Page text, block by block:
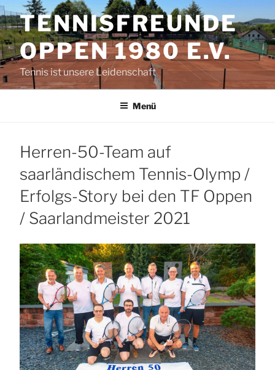
Zum
Inhalt
springenTENNISFREUNDE
OPPEN 1980 E.V.
Tennis ist unsere Leidenschaft
Menü
Herren-50-Team auf
saarländischem Tennis-Olymp /
Erfolgs-Story bei den TF Oppen
/ Saarlandmeister 2021